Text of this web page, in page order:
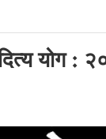
योग :